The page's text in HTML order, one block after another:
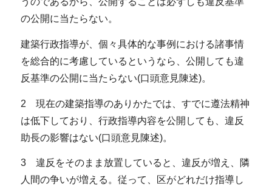
の公開に当たらない。
建築行政指導が、個々具体的な事例における諸事情
を総合的に考慮しているというなら、公開しても違
反基準の公開に当たらない(口頭意見陳述)。
2 現在の建築指導のありかたでは、すでに遵法精神
は低下しており、行政指導内容を公開しても、違反
助長の影響はない(口頭意見陳述)。
3 違反をそのまま放置していると、違反が増え、隣
人間の争いが増える。従って、区がどれだけ指導し